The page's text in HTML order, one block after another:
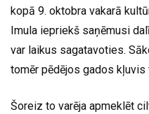
kopā 9. oktobra vakarā
Imula iepriekš saņēmusi
var laikus sagatavoties.
tomēr pēdējos gados kļuvis
Šoreiz to varēja apmeklēt